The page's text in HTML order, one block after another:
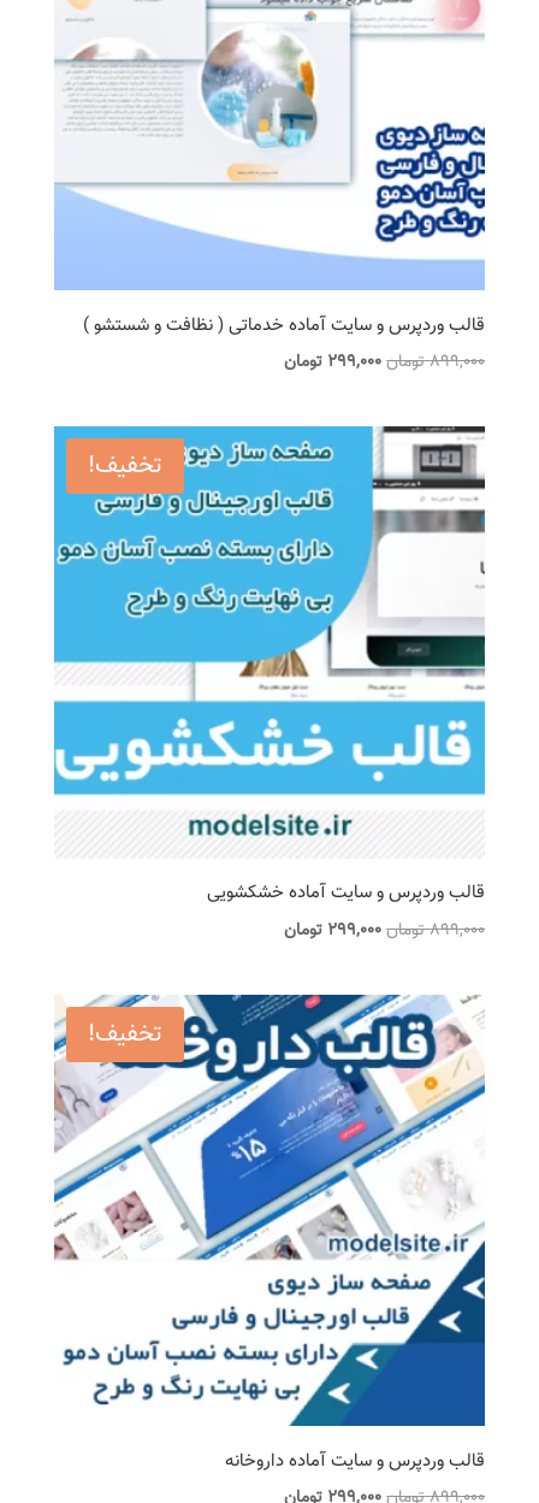
قالب وردپرس و سایت آماده خدماتی ( نظافت و شستشو )
899,000تومانقیمت
299,000 تومانقیمت
است.
تخفیف!
قالب وردپرس و سایت آماده خشکشویی
899,000تومانقیمت
بود.
299,000 تومانقیمت
است.
تخفیف!
قالب وردپرس و سایت آماده داروخانه
قیمت قیمت